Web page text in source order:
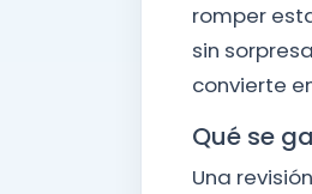
romper
sin
convierte
Qué se
Una